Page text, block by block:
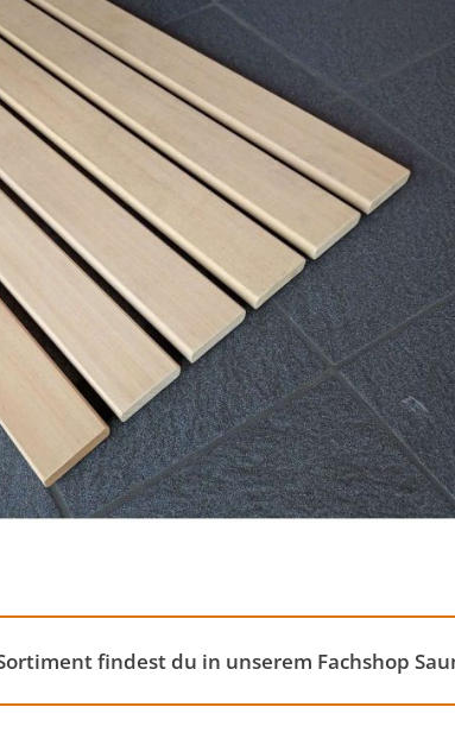
findest du in unserem Fachshop